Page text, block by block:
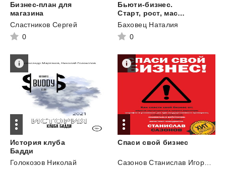
Бизнес-план для
магазина
Сластников Сергей
0
Бьюти-бизнес.
Старт, рост, масштаб
Баховец Наталия
0
История клуба
Бадди
Голокозов Николай
Спаси свой бизнес